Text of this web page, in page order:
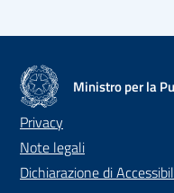
Ministro per la
Privacy
Note legali
Dichiarazione di